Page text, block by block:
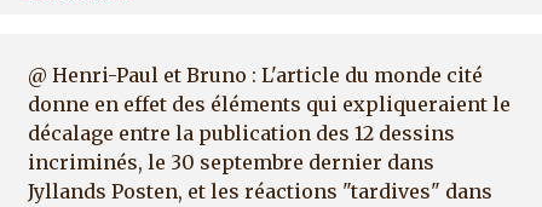
@ Henri-Paul et Bruno : L'article du monde cité
donne en effet des éléments qui expliqueraient le
décalage entre la publication des 12 dessins
incriminés, le 30 septembre dernier dans
Jyllands Posten, et les réactions "tardives" dans